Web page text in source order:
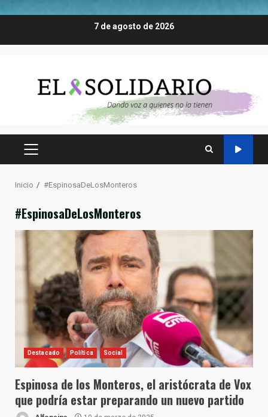
7 de agosto de 2026
MENÚ
Inicio #EspinosaDeLosMonteros
#EspinosaDeLosMonteros
Destacado Política Social
Espinosa de los Monteros, el aristócrata de Vox
que podría estar preparando un nuevo partido